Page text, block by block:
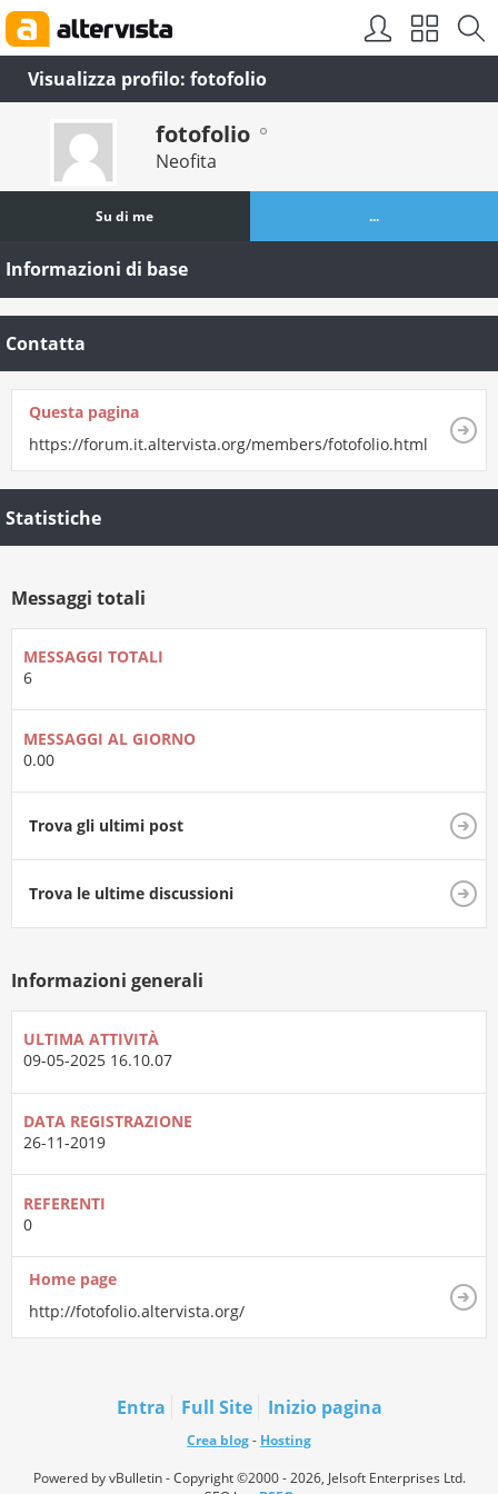
Visualizza profilo: fotofolio
fotofolio
Neofita
Su di me ...
Informazioni di base
Contatta
Questa pagina
https://forum.it.altervista.org/members/fotofolio.html
Statistiche
Messaggi totali
MESSAGGI TOTALI
6
MESSAGGI AL GIORNO
0.00
Trova gli ultimi post
Trova le ultime discussioni
Informazioni generali
ULTIMA ATTIVITÀ
09-05-2025 16.10.07
DATA REGISTRAZIONE
26-11-2019
REFERENTI
0
Home page
http://fotofolio.altervista.org/
Entra Full Site Inizio pagina
Crea blog- Hosting
Powered by vBulletin - Copyright ©2000 - 2026, Jelsoft Enterprises Ltd.